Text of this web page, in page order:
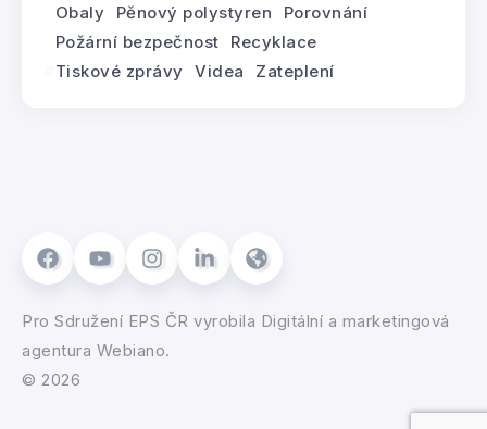
Obaly
Pěnový polystyren
Porovnání
Požární bezpečnost
Recyklace
Tiskové zprávy
Videa Zateplení
Pro Sdružení EPS ČR vyrobila Digitální a marketingová
agentura Webiano.
© 2026